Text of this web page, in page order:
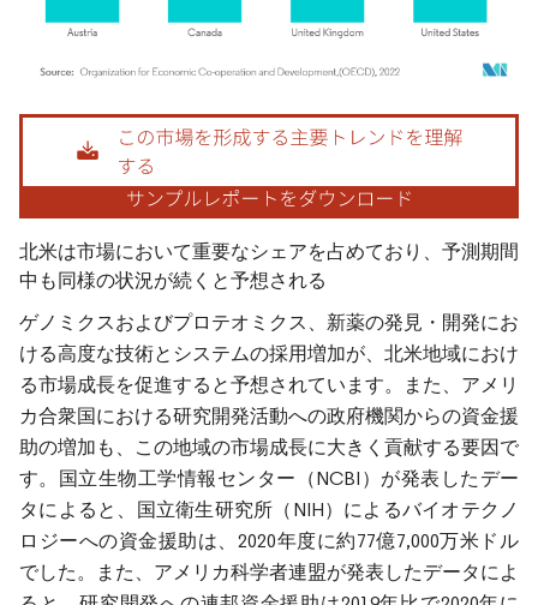
画像 © Mordor Intelligence。再利用にはCC BY 4.0の表示が必要です。
北米は市場において重要なシェアを占めており、予測期間
中も同様の状況が続くと予想される
ゲノミクスおよびプロテオミクス、新薬の発見・開発にお
ける高度な技術とシステムの採用増加が、北米地域におけ
る市場成長を促進すると予想されています。また、アメリ
カ合衆国における研究開発活動への政府機関からの資金援
助の増加も、この地域の市場成長に大きく貢献する要因で
す。国立生物工学情報センター（NCBI）が発表したデー
タによると、国立衛生研究所（NIH）によるバイオテクノ
ロジーへの資金援助は、2020年度に約77億7,000万米ドル
でした。また、アメリカ科学者連盟が発表したデータによ